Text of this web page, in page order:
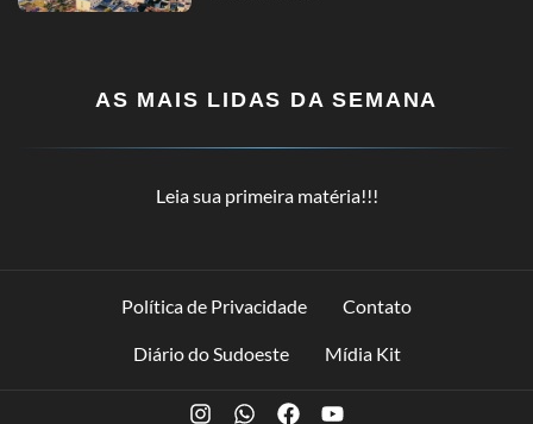
AS MAIS LIDAS DA SEMANA
Leia sua primeira matéria!!!
Política de Privacidade Contato
Diário do Sudoeste Mídia Kit